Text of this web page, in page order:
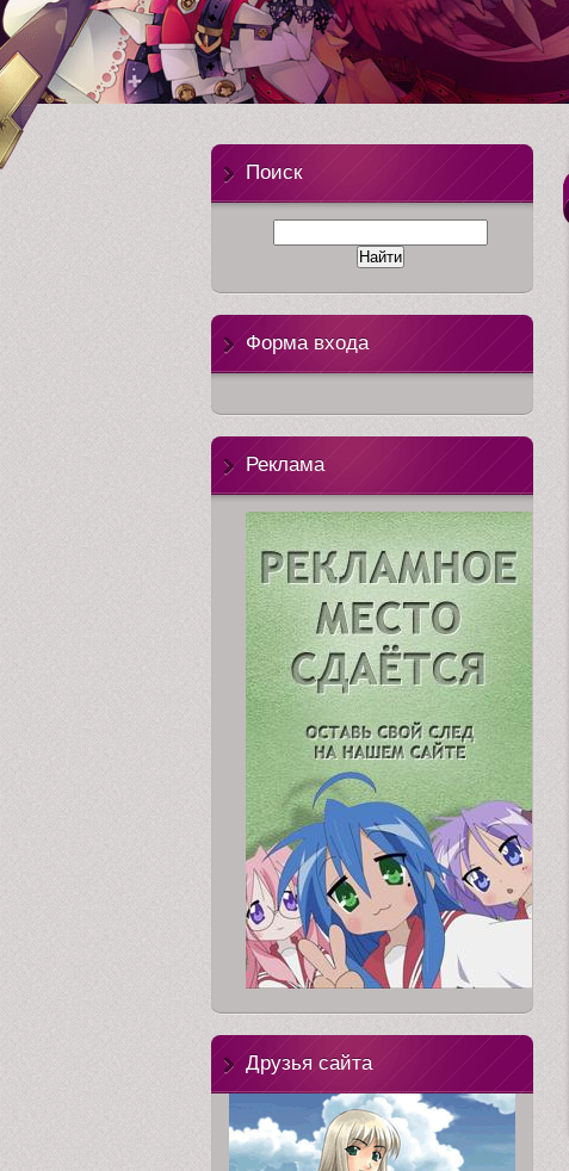
anime-tv
Поиск
Форма входа
Реклама
Друзья сайта